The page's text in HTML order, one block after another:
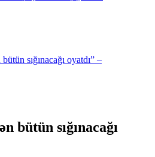
bütün sığınacağı